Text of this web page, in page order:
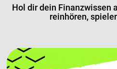
Hol dir dein Finanzwissen
reinhören,